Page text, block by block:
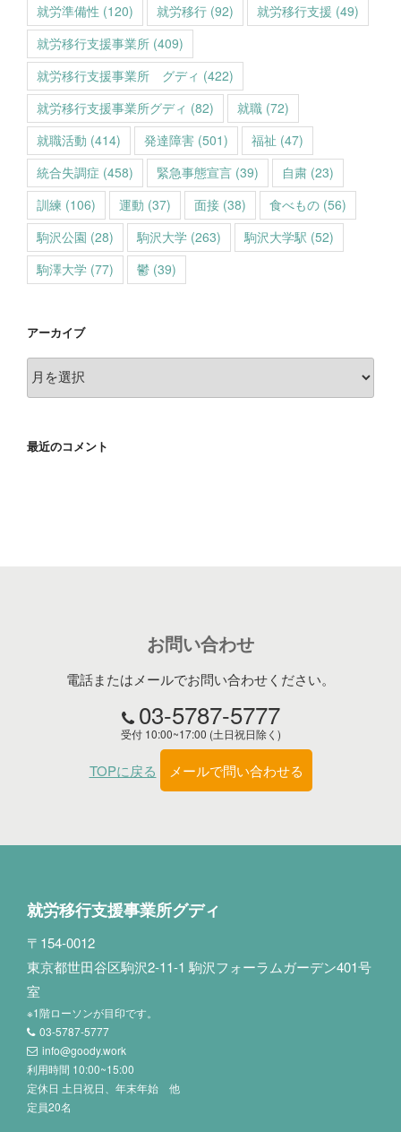
就労準備性 (120) 就労移行 (92) 就労移行支援 (49)
就労移行支援事業所 (409)
就労移行支援事業所 グディ (422)
就労移行支援事業所グディ (82) 就職 (72)
就職活動 (414) 発達障害 (501) 福祉 (47)
統合失調症 (458) 緊急事態宣言 (39) 自粛 (23)
訓練 (106) 運動 (37) 面接 (38) 食べもの (56)
駒沢公園 (28) 駒沢大学 (263) 駒沢大学駅 (52)
駒澤大学 (77) 鬱 (39)
アーカイブ
ア
ー
イ
最近のコメント
お問い合わせ
電話またはメールでお問い合わせください。
03-5787-5777
受付 10:00~17:00 (土日祝日除く)
TOPに戻る メールで問い合わせる
就労移行支援事業所グディ
〒154-0012
東京都世田谷区駒沢2-11-1 駒沢フォーラムガーデン401号
室
※1階ローソンが目印です。
03-5787-5777
info@goody.work
利用時間 10:00~15:00
定休日 土日祝日、年末年始 他
定員20名